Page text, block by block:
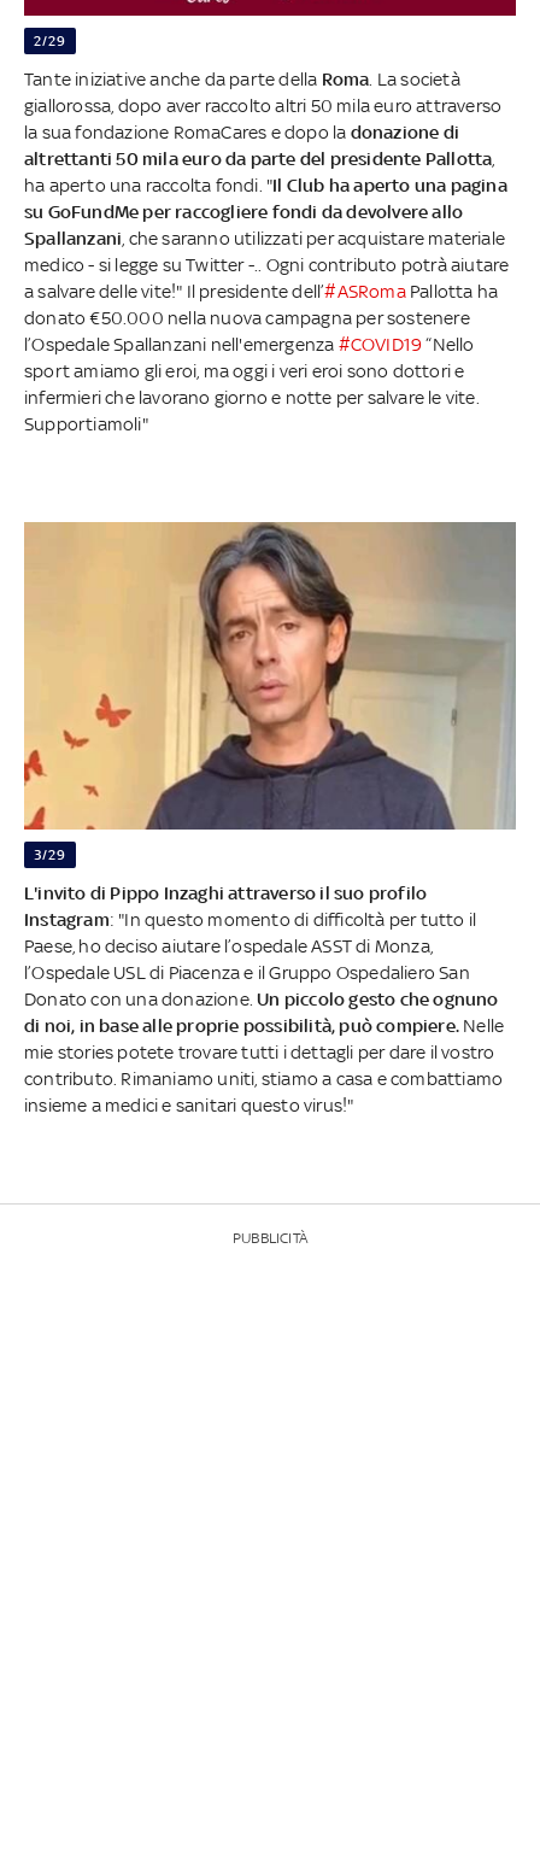
2/29
Tante iniziative anche da parte della Roma . La società
giallorossa, dopo aver raccolto altri 50 mila euro attraverso
la sua fondazione RomaCares e dopo la donazione di
altrettanti 50 mila euro da parte del presidente Pallotta
ha aperto una raccolta fondi. "Il Club ha aperto una pagina
su GoFundMe per raccogliere fondi da devolvere allo
Spallanzani , che saranno utilizzati per acquistare materiale
medico - si legge su Twitter -.. Ogni contributo potrà aiutare
a salvare delle vite!" Il presidente dell’#ASRomaPallotta ha
donato €50.000 nella nuova campagna per sostenere
l’Ospedale Spallanzani nell'emergenza #COVID19“Nello
sport amiamo gli eroi, ma oggi i veri eroi sono dottori e
infermieri che lavorano giorno e notte per salvare le vite.
Supportiamoli"
3/29
L'invito di Pippo Inzaghi attraverso il suo profilo
Instagram: "In questo momento di difficoltà per tutto il
Paese, ho deciso aiutare l’ospedale ASST di Monza,
l’Ospedale USL di Piacenza e il Gruppo Ospedaliero San
Donato con una donazione.Un piccolo gesto che ognuno
di noi, in base alle proprie possibilità, può compiere. Nelle
mie stories potete trovare tutti i dettagli per dare il vostro
contributo. Rimaniamo uniti, stiamo a casa e combattiamo
insieme a medici e sanitari questo virus!"
PUBBLICITÀ